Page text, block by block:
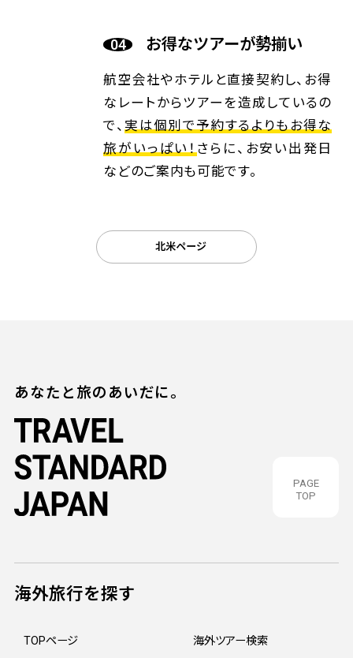
お得なツアーが勢揃い
航空会社やホテルと直接契約し、お得
なレートからツアーを造成しているの
で、実は個別で予約するよりもお得な
旅がいっぱい！さらに、お安い出発日
などのご案内も可能です。
北米ページ
PAGE
TOP
あなたと旅のあいだに。
海外旅行を探す
TOPページ
海外ツアー検索